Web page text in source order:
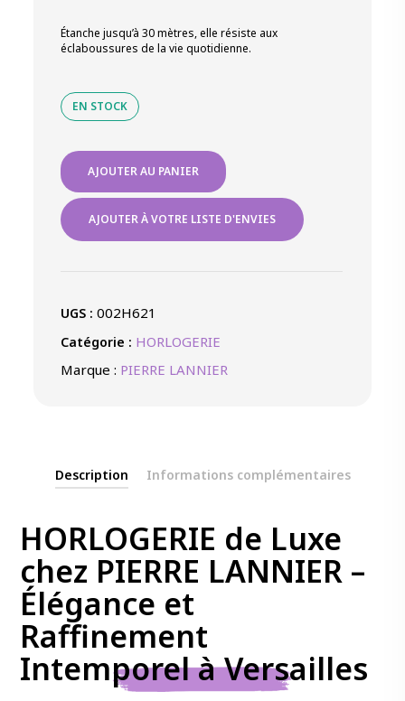
Étanche jusqu’à 30 mètres, elle résiste aux
éclaboussures de la vie quotidienne.
EN STOCK
quantité
de
GALIERA
MOUVEMENT
QUARTZ
AJOUTER AU PANIER
AJOUTER À VOTRE LISTE D'ENVIES
UGS : 002H621
Catégorie : HORLOGERIE
Marque : PIERRE LANNIER
Description Informations complémentaires
HORLOGERIE de Luxe
chez PIERRE LANNIER –
Élégance et
Raffinement
Intemporel à Versailles